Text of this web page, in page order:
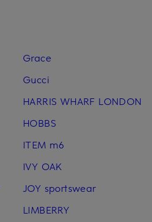
Grace
Gucci
HARRIS WHARF LONDON
HOBBS
ITEM m6
IVY OAK
JOY sportswear
LIMBERRY